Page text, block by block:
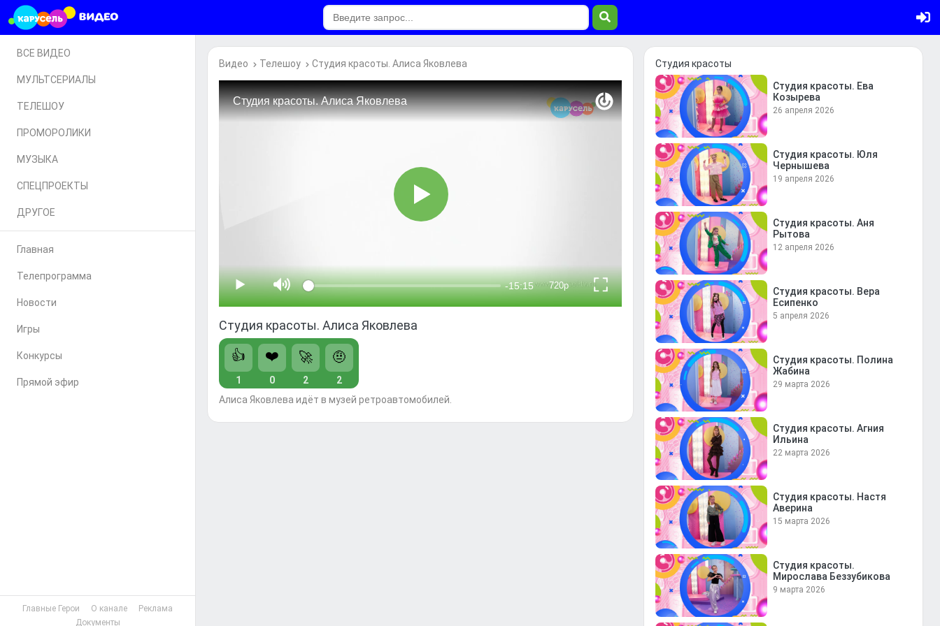
ВСЕ ВИДЕО
МУЛЬТСЕРИАЛЫ
ТЕЛЕШОУ
ПРОМОРОЛИКИ
МУЗЫКА
СПЕЦПРОЕКТЫ
ДРУГОЕ
Главная
Телепрограмма
Новости
Игры
Конкурсы
Прямой эфир
Главные Герои О канале
Реклама
Документы
Видео Телешоу Студия красоты. Алиса Яковлева
Студия красоты. Алиса Яковлева
👍
1
❤️
0
🚀
2
🤨
2
Алиса Яковлева идёт в музей ретроавтомобилей.
Студия красоты
Студия красоты. Ева
Козырева
26 апреля 2026
Студия красоты. Юля
Чернышева
19 апреля 2026
Студия красоты. Аня
Рытова
12 апреля 2026
Студия красоты. Вера
Есипенко
5 апреля 2026
Студия красоты. Полина
Жабина
29 марта 2026
Студия красоты. Агния
Ильина
22 марта 2026
Студия красоты. Настя
Аверина
15 марта 2026
Студия красоты.
Мирослава Беззубикова
9 марта 2026